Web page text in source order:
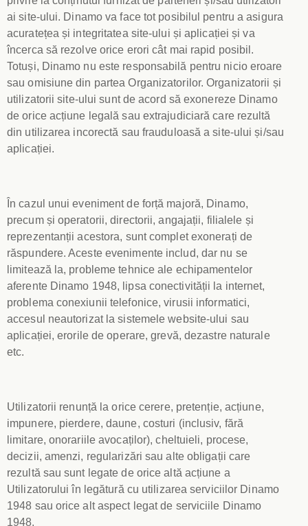
ai site-ului. Dinamo va face tot posibilul pentru a asigura
acuratețea și integritatea site-ului și aplicației și va
încerca să rezolve orice erori cât mai rapid posibil.
Totuși, Dinamo nu este responsabilă pentru nicio eroare
sau omisiune din partea Organizatorilor. Organizatorii și
utilizatorii site-ului sunt de acord să exonereze Dinamo
de orice acțiune legală sau extrajudiciară care rezultă
din utilizarea incorectă sau frauduloasă a site-ului și/sau
aplicației.
În cazul unui eveniment de forță majoră, Dinamo,
precum și operatorii, directorii, angajații, filialele și
reprezentanții acestora, sunt complet exonerați de
răspundere. Aceste evenimente includ, dar nu se
limitează la, probleme tehnice ale echipamentelor
aferente Dinamo 1948, lipsa conectivității la internet,
problema conexiunii telefonice, virusii informatici,
accesul neautorizat la sistemele website-ului sau
aplicației, erorile de operare, grevă, dezastre naturale
etc.
Utilizatorii renunță la orice cerere, pretenție, acțiune,
impunere, pierdere, daune, costuri (inclusiv, fără
limitare, onorariile avocaților), cheltuieli, procese,
decizii, amenzi, regularizări sau alte obligații care
rezultă sau sunt legate de orice altă acțiune a
Utilizatorului în legătură cu utilizarea serviciilor Dinamo
1948 sau orice alt aspect legat de serviciile Dinamo
1948.